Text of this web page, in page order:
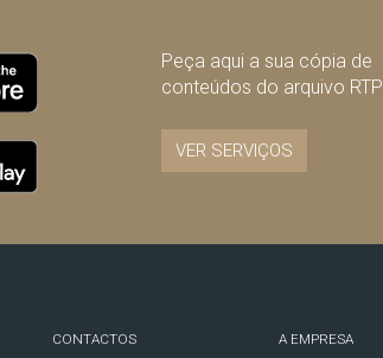
Peça aqui a sua cópia de
conteúdos do arquivo RTP
VER SERVIÇOS
CONTACTOS
A EMPRESA